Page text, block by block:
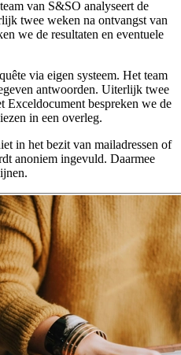
van S&SO analyseert de
twee weken na ontvangst van
we de resultaten en eventuele
via eigen systeem. Het team
antwoorden. Uiterlijk twee
Exceldocument bespreken we de
in een overleg.
in het bezit van mailadressen of
anoniem ingevuld. Daarmee